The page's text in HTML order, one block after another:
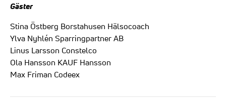
Gäster
Stina Östberg Borstahusen Hälsocoach
Ylva Nyhlén Sparringpartner AB
Linus Larsson Constelco
Ola Hansson KAUF Hansson
Max Friman Codeex